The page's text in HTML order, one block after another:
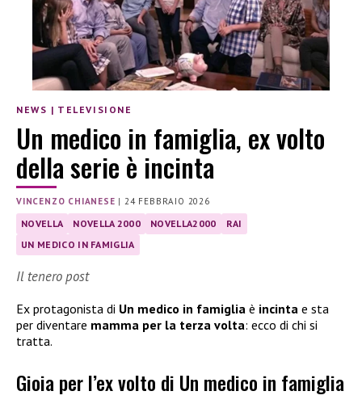
NEWS | TELEVISIONE
Un medico in famiglia, ex volto
della serie è incinta
VINCENZO CHIANESE | 24 FEBBRAIO 2026
NOVELLA NOVELLA 2000 NOVELLA2000
RAI
UN MEDICO IN FAMIGLIA
Il tenero post
Ex protagonista di Un medico in famiglia è incinta e sta
per diventare mamma per la terza volta: ecco di chi si
tratta.
Gioia per l’ex volto di Un medico in famiglia